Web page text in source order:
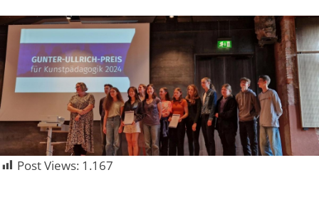
Post Views: 1.167